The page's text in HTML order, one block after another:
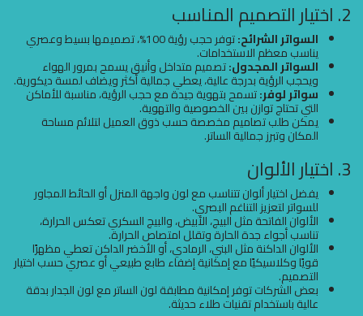
السواتر الشرائح: توفر حجب رؤية 100%، تصميمها بسيط وعصري
يناسب معظم الاستخدامات.
السواتر المجدول:تصميم متداخل وأنيق يسمح بمرور الهواء
ويحجب الرؤية بدرجة عالية، يعطي جمالية أكثر ويضاف لمسة ديكورية.
سواتر لوفر:تسمح بتهوية جيدة مع حجب الرؤية، مناسبة للأماكن
التي تحتاج توازن بين الخصوصية والتهوية.
يمكن طلب تصاميم مخصصة حسب ذوق العميل لتلائم مساحة
المكان وتبرز جمالية الساتر.
يفضل اختيار ألوان تتناسب مع لون واجهة المنزل أو الحائط المجاور
للسواتر لتعزيز التناغم البصري.
الألوان الفاتحة مثل البيج، الأبيض، والبيج السكري تعكس الحرارة،
تناسب أجواء جدة الحارة وتقلل امتصاص الحرارة.
الألوان الداكنة مثل البني، الرمادي، أو الأخضر الداكن تعطي مظهرًا
قويًا وكلاسيكيًا مع إمكانية إضفاء طابع طبيعي أو عصري حسب اختيار
التصميم.
بعض الشركات توفر إمكانية مطابقة لون الساتر مع لون الجدار بدقة
عالية باستخدام تقنيات طلاء حديثة.